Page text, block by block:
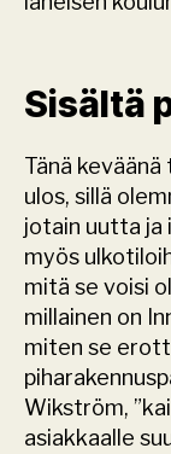
Sisältä
Tänä
ulos, sillä
jotain uutta ja
myös
mitä se voisi
millainen on
miten se
Wikström,
asiakkaalle